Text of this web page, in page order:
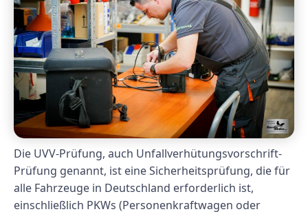
Die UVV-Prüfung, auch Unfallverhütungsvorschrift-
Prüfung genannt, ist eine Sicherheitsprüfung, die für
alle Fahrzeuge in Deutschland erforderlich ist,
einschließlich PKWs (Personenkraftwagen oder